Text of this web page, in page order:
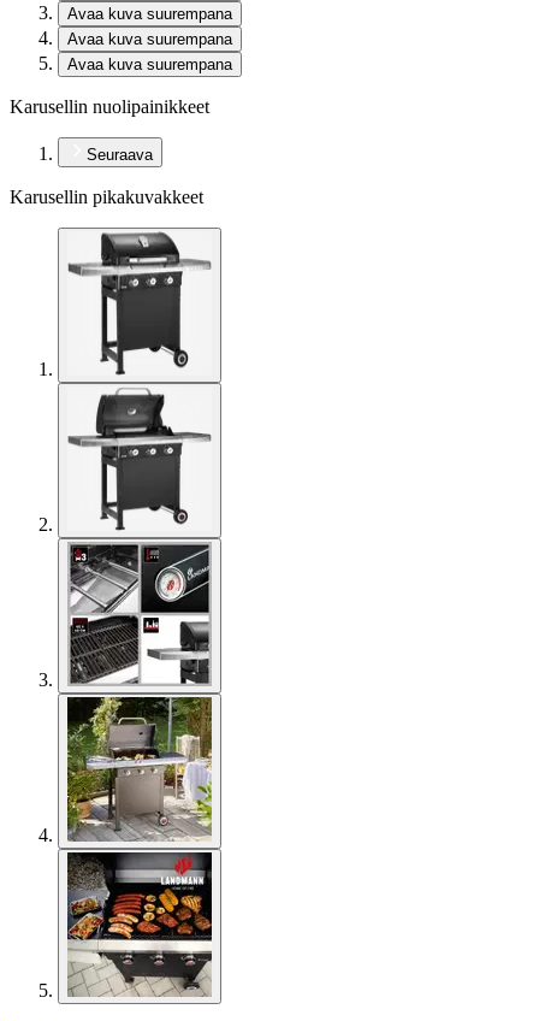
Avaa kuva suurempana
Avaa kuva suurempana
Avaa kuva suurempana
Karusellin nuolipainikkeet
Seuraava
Karusellin pikakuvakkeet